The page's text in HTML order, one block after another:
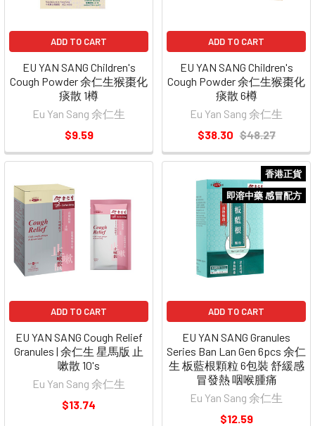
ADD TO CART
EU YAN SANG Children's
Cough Powder 余仁生猴棗化
痰散 1樽
Eu Yan Sang 余仁生
$9.59
ADD TO CART
EU YAN SANG Children's
Cough Powder 余仁生猴棗化
痰散 6樽
Eu Yan Sang 余仁生
$38.30 $48.27
ADD TO CART
EU YAN SANG Cough Relief
Granules | 余仁生 星馬版 止
嗽散 10's
Eu Yan Sang 余仁生
$13.74
香港正貨
即溶中藥 感冒配方
ADD TO CART
EU YAN SANG Granules
Series Ban Lan Gen 6pcs 余仁
生 板藍根顆粒 6包裝 舒緩感
冒發熱 咽喉腫痛
Eu Yan Sang 余仁生
$12.59